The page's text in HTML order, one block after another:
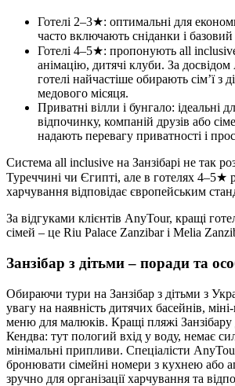
Готелі 2–3★: оптимальні для
часто включають сніданки і базовий
Готелі 4–5★: пропонують all
анімацію, дитячі клуби. За
готелі найчастіше обирають сім’ї з
медового місяця.
Приватні вілли і бунгало: ідеальні
відпочинку, компаній друзів або
надають перевагу приватності і
Система all inclusive на Занзібарі не так
Туреччині чи Єгипті, але в готелях 4–5★
харчування відповідає європейським
За відгуками клієнтів AnyTour, кращі
сімей – це Riu Palace Zanzibar і Melia
Занзібар з дітьми – поради та
Обираючи тури на Занзібар з дітьми з
увагу на наявність дитячих басейнів, міні-
меню для малюків. Кращі пляжі Занзібару
Кендва: тут пологий вхід у воду, немає
мінімальні припливи. Спеціалісти
бронювати сімейні номери з кухнею або
зручно для організації харчування та